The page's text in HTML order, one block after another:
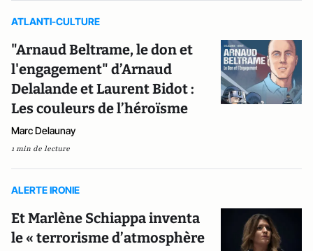
ATLANTI-CULTURE
"Arnaud Beltrame, le don et
l'engagement" d’Arnaud
Delalande et Laurent Bidot :
Les couleurs de l’héroïsme
Marc Delaunay
1 min de lecture
ALERTE IRONIE
Et Marlène Schiappa inventa
le « terrorisme d’atmosphère